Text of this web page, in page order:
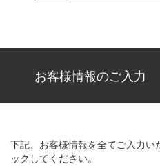
お客様情報のご入力
下記、お客様情報を全てご入力い
ックしてください。